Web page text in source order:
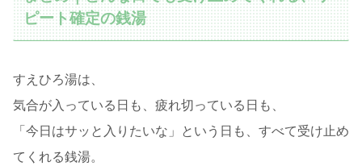
ピート確定の銭湯
すえひろ湯は、
気合が入っている日も、疲れ切っている日も、
「今日はサッと入りたいな」という日も、すべて受け止め
てくれる銭湯。